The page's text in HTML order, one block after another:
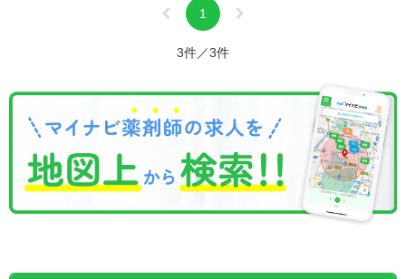
1
3件／3件